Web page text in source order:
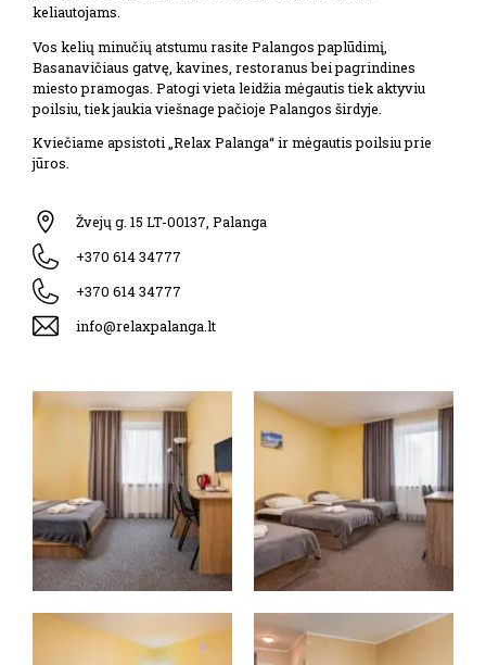
keliautojams.
Vos kelių minučių atstumu rasite Palangos paplūdimį,
Basanavičiaus gatvę, kavines, restoranus bei pagrindines
miesto pramogas. Patogi vieta leidžia mėgautis tiek aktyviu
poilsiu, tiek jaukia viešnage pačioje Palangos širdyje.
Kviečiame apsistoti „Relax Palanga“ ir mėgautis poilsiu prie
jūros.
Žvejų g. 15 LT-00137, Palanga
+370 614 34777
+370 614 34777
info@relaxpalanga.lt